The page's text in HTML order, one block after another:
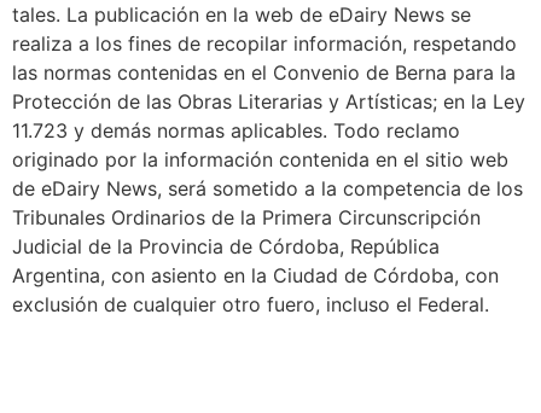
tales. La publicación en la web de eDairy News se
realiza a los fines de recopilar información, respetando
las normas contenidas en el Convenio de Berna para la
Protección de las Obras Literarias y Artísticas; en la Ley
11.723 y demás normas aplicables. Todo reclamo
originado por la información contenida en el sitio web
de eDairy News, será sometido a la competencia de los
Tribunales Ordinarios de la Primera Circunscripción
Judicial de la Provincia de Córdoba, República
Argentina, con asiento en la Ciudad de Córdoba, con
exclusión de cualquier otro fuero, incluso el Federal.